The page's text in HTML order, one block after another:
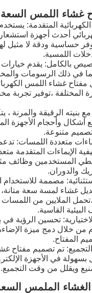
المنتجات فيديوهات
غشاء اللمس
المتقدمة:
أحدث أجهزة
حساسية ودقة لا مثيل
اللمسية.
بالكامل: يقدم
في ذلك الرسومات
مفتاح غشاء اللمس
المختلفة ،توفير تجربة
بنيته الرقيقة والمرنة ،
أشكال وأحجام الأجهزة
متنوعة.
متعددة اللمسات:
الإيماءات المتقدمة
المستخدمين وظائف
والدوران.
مصممة للاستخدام
غشاء لمسة سعة
الملايين من اللمسات
القاسية.
تحسين الرؤية
من خلال دمج ميزة
المفتاح.
تم تصميم مفتاح
بسهولة في الأجهزة
ويقلل من وقت التجميع.
الغشاء الملمس